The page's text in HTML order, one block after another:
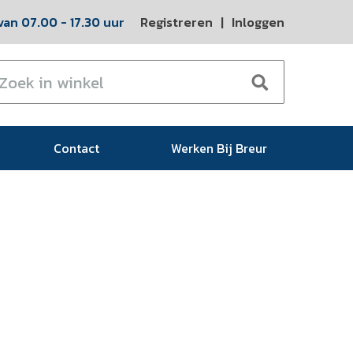
07.00 - 17.30 uur Registreren | Inloggen
Contact Werken Bij Breur